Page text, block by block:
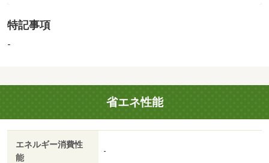
築年月不詳◎附属建物有（便所・倉庫）＋＋－－ＬＩＦＵ
ＬＬ ＨＯＭＥ’Ｓ優良認定店－－＋＋◆ご来店頂きます
国土法届出：不要
特記事項
-
省エネ性能
エネルギー消費性
能
-